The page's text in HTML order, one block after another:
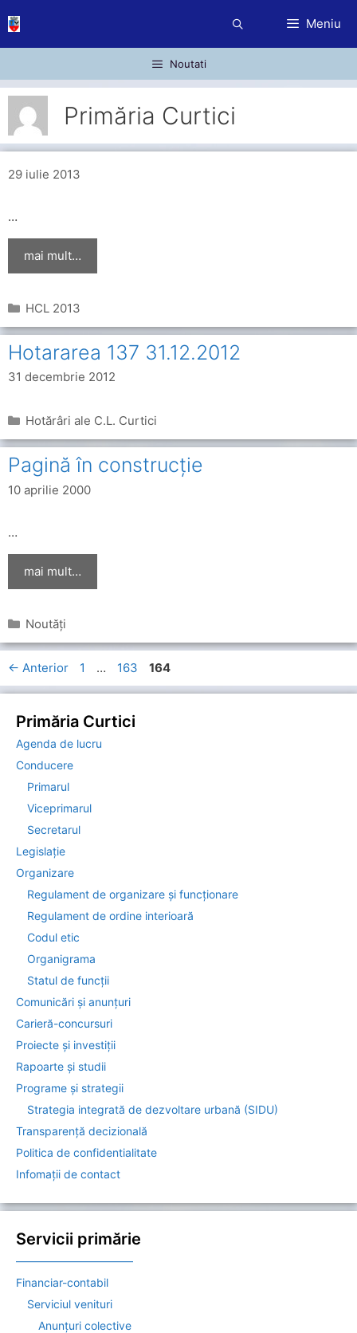
conținut
Meniu
Noutati
Primăria Curtici
29 iulie 2013
…
mai mult…
Categorii
HCL 2013
Hotararea 137 31.12.2012
31 decembrie 2012
Categorii
Hotărâri ale C.L. Curtici
Pagină în construcție
10 aprilie 2000
…
mai mult…
Categorii
Noutăți
← Anterior Pagina
1 … Pagina
163 Pagina
164
Primăria Curtici
Agenda de lucru
Conducere
Primarul
Viceprimarul
Secretarul
Legislație
Organizare
Regulament de organizare și funcționare
Regulament de ordine interioară
Codul etic
Organigrama
Statul de funcții
Comunicări și anunțuri
Carieră-concursuri
Proiecte și investiții
Rapoarte și studii
Programe și strategii
Strategia integrată de dezvoltare urbană (SIDU)
Transparență decizională
Politica de confidentialitate
Infomații de contact
Servicii primărie
——————————–
Financiar-contabil
Serviciul venituri
Anunțuri colective